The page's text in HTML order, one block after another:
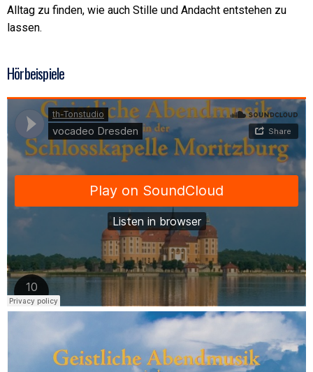
Alltag zu finden, wie auch Stille und Andacht entstehen zu
lassen.
Hörbeispiele